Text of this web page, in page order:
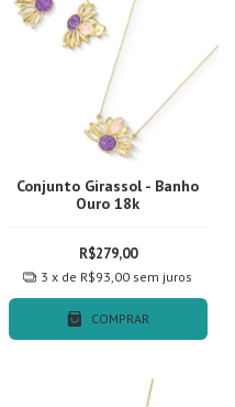
Conjunto Girassol - Banho
Ouro 18k
R$279,00
3 x de R$93,00 sem juros
COMPRAR